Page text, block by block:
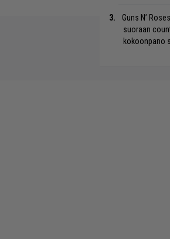
Guns N’
suoraan
kokoonpano